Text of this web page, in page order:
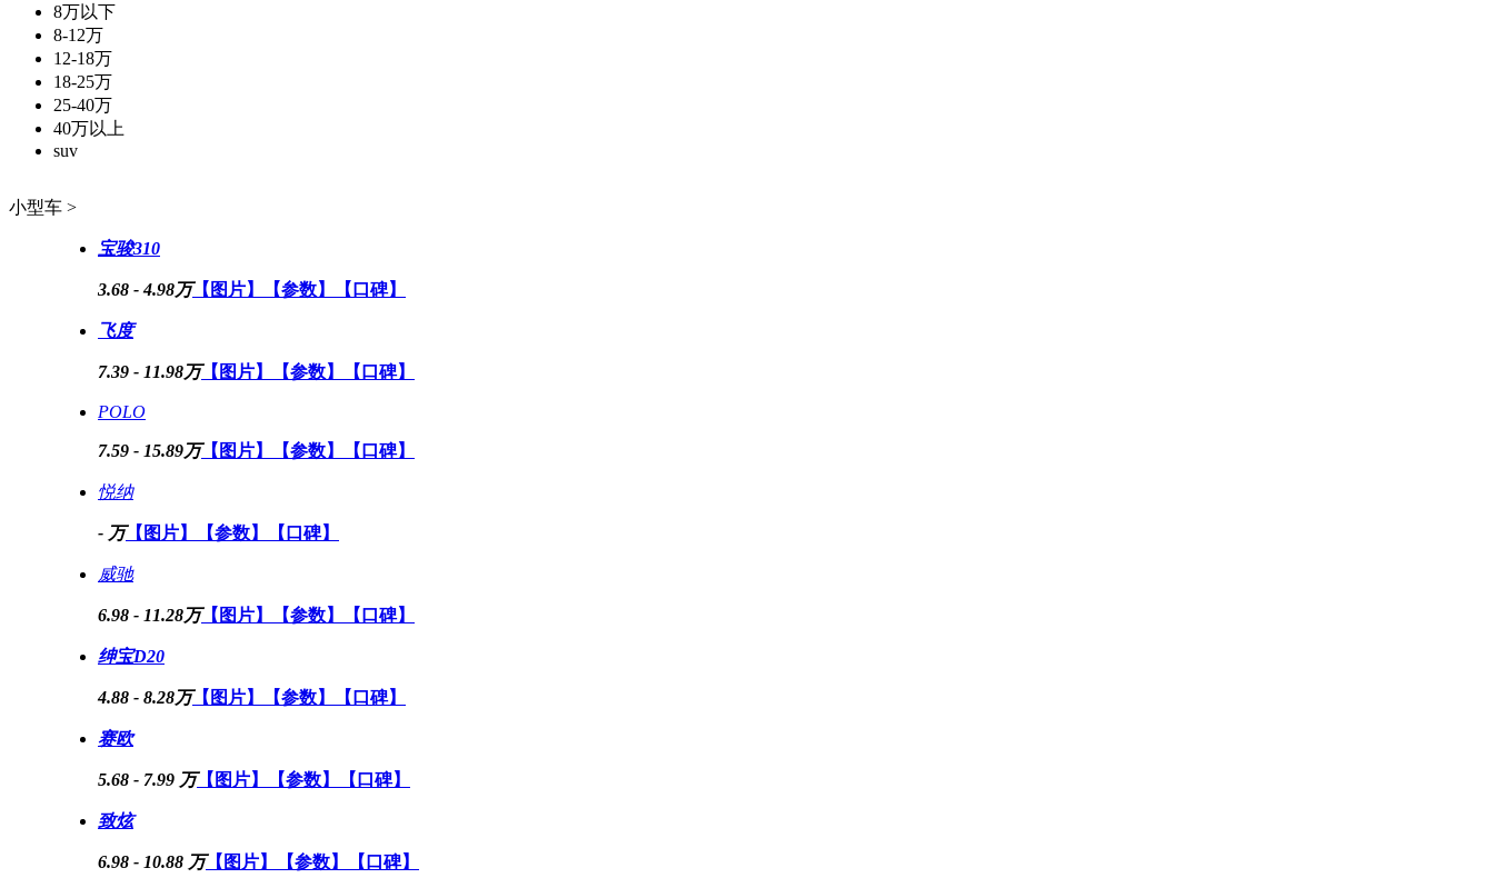
8万以下
8-12万
12-18万
18-25万
25-40万
40万以上
suv
小型车 >
宝骏310
3.68 - 4.98万【图片】 【参数】 【口碑】
飞度
7.39 - 11.98万【图片】 【参数】 【口碑】
POLO
7.59 - 15.89万【图片】 【参数】 【口碑】
悦纳
- 万【图片】 【参数】 【口碑】
威驰
6.98 - 11.28万【图片】 【参数】 【口碑】
绅宝D20
4.88 - 8.28万【图片】 【参数】 【口碑】
赛欧
5.68 - 7.99 万【图片】 【参数】 【口碑】
致炫
6.98 - 10.88 万【图片】 【参数】 【口碑】